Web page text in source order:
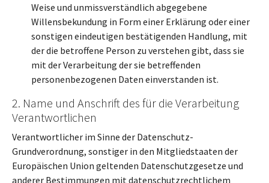
Weise und unmissverständlich abgegebene
Willensbekundung in Form einer Erklärung oder einer
sonstigen eindeutigen bestätigenden Handlung, mit
der die betroffene Person zu verstehen gibt, dass sie
mit der Verarbeitung der sie betreffenden
personenbezogenen Daten einverstanden ist.
2. Name und Anschrift des für die Verarbeitung
Verantwortlichen
Verantwortlicher im Sinne der Datenschutz-
Grundverordnung, sonstiger in den Mitgliedstaaten der
Europäischen Union geltenden Datenschutzgesetze und
anderer Bestimmungen mit datenschutzrechtlichem